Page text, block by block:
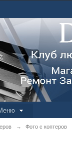
→ Фото с коптеров